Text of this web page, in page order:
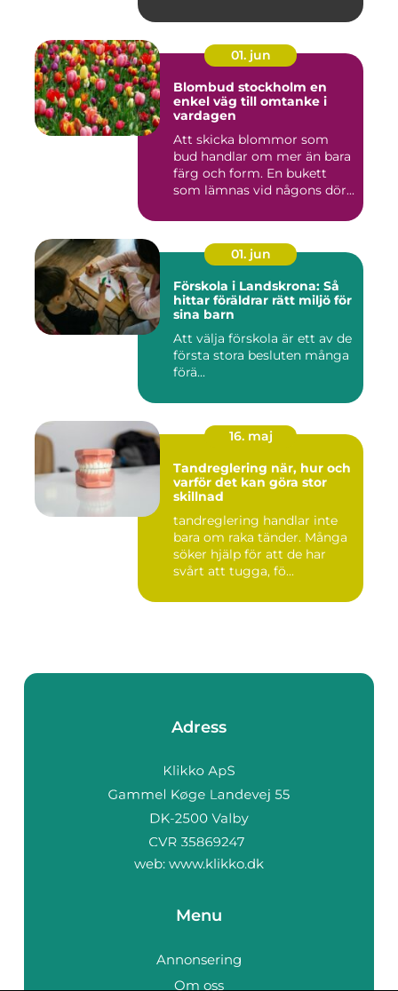
01. jun
Blombud stockholm en
enkel väg till omtanke i
vardagen
Att skicka blommor som
bud handlar om mer än bara
färg och form. En bukett
som lämnas vid någons dör...
01. jun
Förskola i Landskrona: Så
hittar föräldrar rätt miljö för
sina barn
Att välja förskola är ett av de
första stora besluten många
förä...
16. maj
Tandreglering när, hur och
varför det kan göra stor
skillnad
tandreglering handlar inte
bara om raka tänder. Många
söker hjälp för att de har
svårt att tugga, fö...
Adress
web: www.klikko.dk
Menu
Annonsering
Om oss